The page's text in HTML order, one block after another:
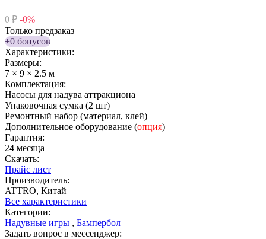
0 ₽ -0%
Только предзаказ
+0 бонусов
Характеристики:
Размеры:
7 × 9 × 2.5 м
Комплектация:
Насосы для надува аттракциона
Упаковочная сумка (2 шт)
Ремонтный набор (материал, клей)
Дополнительное оборудование (опция)
Гарантия:
24 месяца
Скачать:
Прайс лист
Производитель:
ATTRO, Китай
Все характеристики
Категории:
Надувные игры , Бампербол
Задать вопрос в мессенджер: